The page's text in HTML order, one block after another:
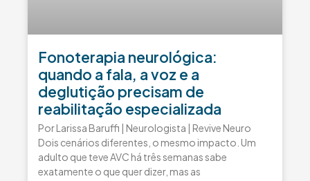
Fonoterapia neurológica:
quando a fala, a voz e a
deglutição precisam de
reabilitação especializada
Por Larissa Baruffi | Neurologista | Revive Neuro
Dois cenários diferentes, o mesmo impacto. Um
adulto que teve AVC há três semanas sabe
exatamente o que quer dizer, mas as